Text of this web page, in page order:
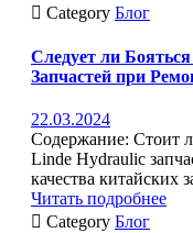
 Category Блог
Следует ли
Запчастей при
22.03.2024
Содержание: Стоит
Linde Hydraulic
качества китайских
Читать подробнее
 Category Блог